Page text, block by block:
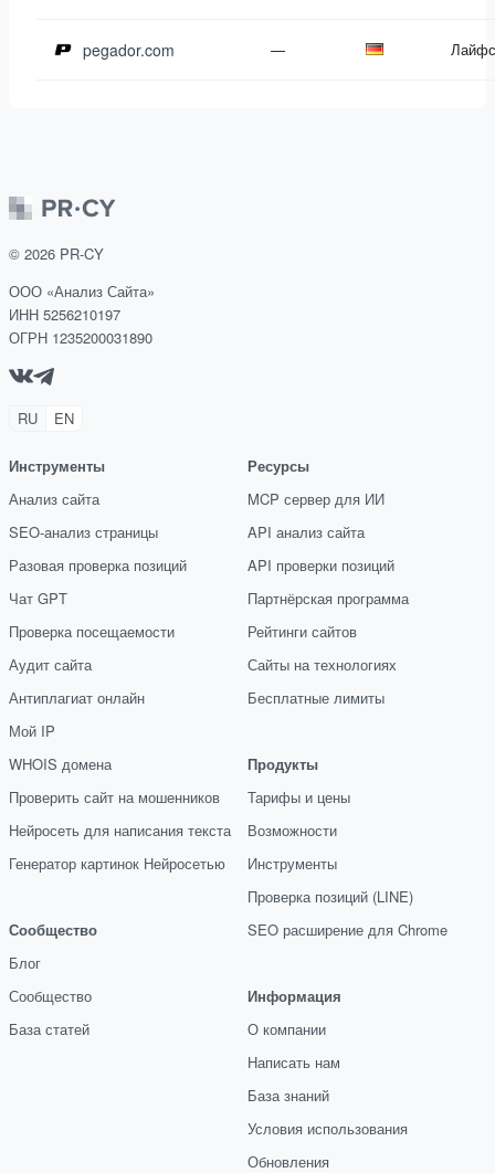
pegador.com —
© 2026 PR-CY
ООО «Анализ Сайта»
ИНН 5256210197
ОГРН 1235200031890
RU EN
Инструменты
Анализ сайта
SEO-анализ страницы
Разовая проверка позиций
Чат GPT
Проверка посещаемости
Аудит сайта
Антиплагиат онлайн
Мой IP
WHOIS домена
Проверить сайт на мошенников
Нейросеть для написания текста
Генератор картинок Нейросетью
Сообщество
Блог
Сообщество
База статей
Ресурсы
MCP сервер для ИИ
API анализ сайта
API проверки позиций
Партнёрская программа
Рейтинги сайтов
Сайты на технологиях
Бесплатные лимиты
Продукты
Тарифы и цены
Возможности
Инструменты
Проверка позиций (LINE)
SEO расширение для Chrome
Информация
О компании
Написать нам
База знаний
Условия использования
Обновления